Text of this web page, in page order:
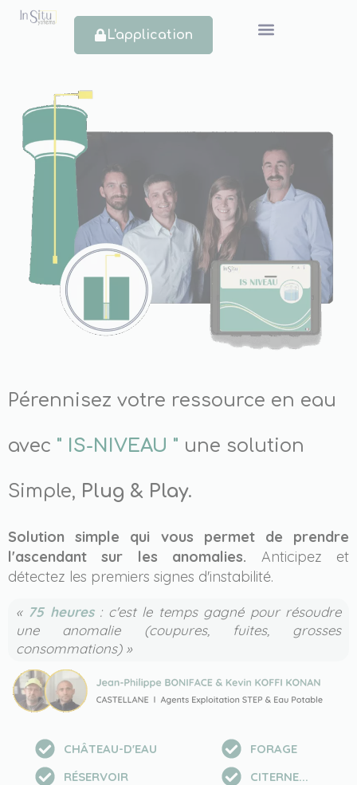
L'application
IS-NIVEAU
Pérennisez votre ressource en eau
avec " IS-NIVEAU " une solution
Simple, Plug & Play.
Solution simple qui vous permet de prendre
l'ascendant sur les anomalies. Anticipez et
détectez les premiers signes d'instabilité.
« 75 heures: c'est le temps gagné pour résoudre
une anomalie (coupures, fuites, grosses
consommations) »
CHÂTEAU-D'EAU
RÉSERVOIR
FORAGE
CITERNE...